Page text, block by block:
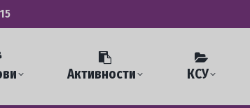
Активности КСУ